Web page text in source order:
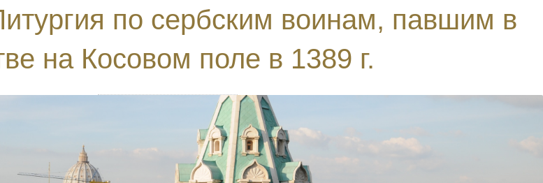
по сербским воинам, павшим в
на Косовом поле в 1389 г.